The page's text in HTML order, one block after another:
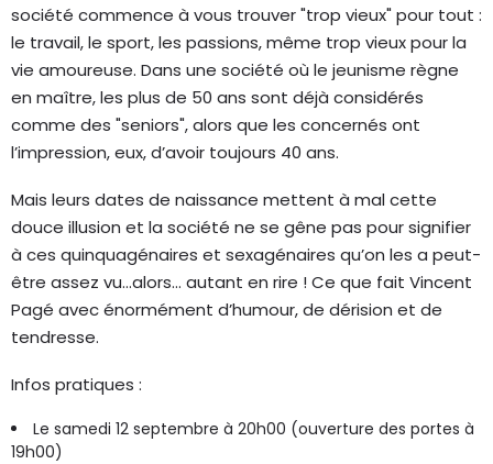
société commence à vous trouver "trop vieux" pour tout :
le travail, le sport, les passions, même trop vieux pour la
vie amoureuse. Dans une société où le jeunisme règne
en maître, les plus de 50 ans sont déjà considérés
comme des "seniors", alors que les concernés ont
l’impression, eux, d’avoir toujours 40 ans.
Mais leurs dates de naissance mettent à mal cette
douce illusion et la société ne se gêne pas pour signifier
à ces quinquagénaires et sexagénaires qu’on les a peut-
être assez vu…alors… autant en rire ! Ce que fait Vincent
Pagé avec énormément d’humour, de dérision et de
tendresse.
Infos pratiques :
Le samedi 12 septembre à 20h00 (ouverture des portes à
19h00)